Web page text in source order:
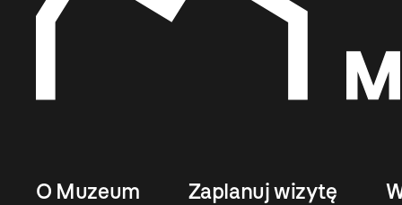
O Muzeum Zaplanuj wizytę